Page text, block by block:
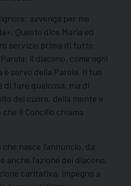
avvenga per me
Questo dice Maria ed
servizio prima di tutto
il diacono, come ogni
è servo della Parola. Il tuo
di fare qualcosa, ma di
del cuore, della mente e
il Concilio chiama
nasce l’annuncio, da
anche l’azione del diacono,
caritativa, impegno a